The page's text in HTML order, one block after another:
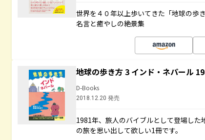
世界を４０年以上歩いてきた「地球の歩
名言と癒やしの絶景集
地球の歩き方 3 インド・ネパール
D-Books
2018.12.20 発売
1981年、旅人のバイブルとして登場し
の旅を思い出して欲しい1冊です。